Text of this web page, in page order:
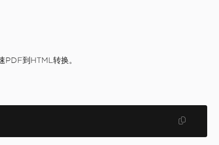
PDF到HTML转换。